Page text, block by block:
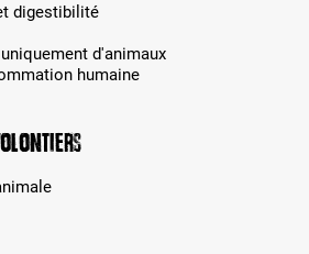
digestibilité
d'animaux
humaine